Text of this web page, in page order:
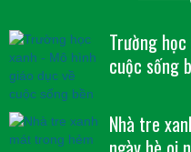
Trường
cuộc sống
Nhà tre